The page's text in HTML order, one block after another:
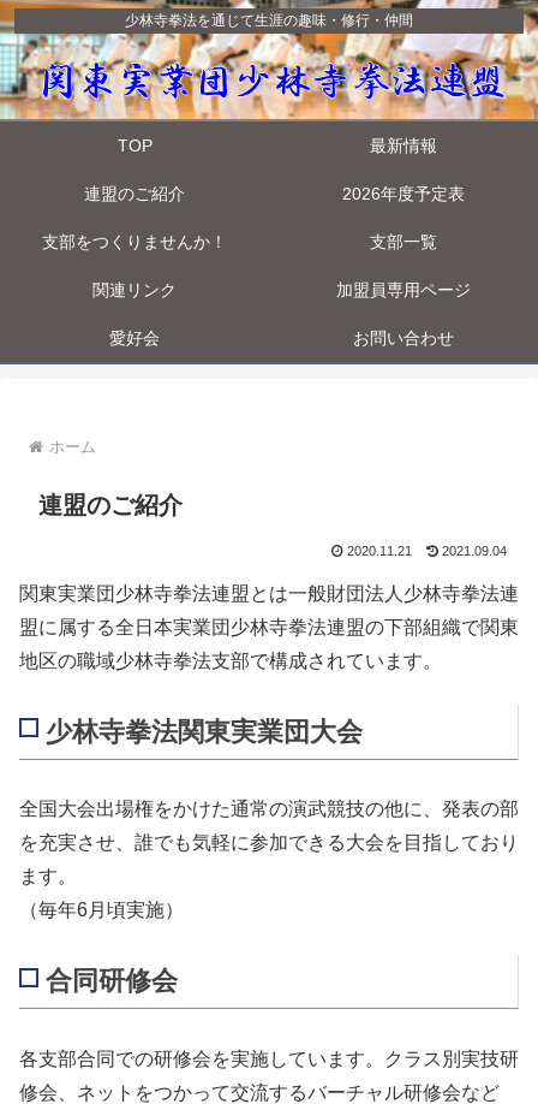
少林寺拳法を通じて生涯の趣味・修行・仲間
TOP 最新情報
連盟のご紹介 2026年度予定表
支部をつくりませんか！ 支部一覧
関連リンク 加盟員専用ページ
愛好会 お問い合わせ
ホーム
連盟のご紹介
2020.11.21 2021.09.04
関東実業団少林寺拳法連盟とは一般財団法人少林寺拳法連
盟に属する全日本実業団少林寺拳法連盟の下部組織で関東
地区の職域少林寺拳法支部で構成されています。
少林寺拳法関東実業団大会
全国大会出場権をかけた通常の演武競技の他に、発表の部
を充実させ、誰でも気軽に参加できる大会を目指しており
ます。
（毎年6月頃実施）
合同研修会
各支部合同での研修会を実施しています。クラス別実技研
修会、ネットをつかって交流するバーチャル研修会など